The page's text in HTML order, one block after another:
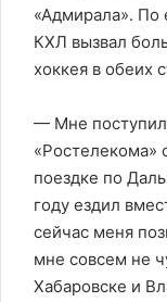
«Адмирала». По
КХЛ вызвал
хоккея в обеих
— Мне
«Ростелекома»
поездке по
году ездил
сейчас меня
мне совсем не
Хабаровске и